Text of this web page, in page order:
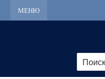
МЕНЮ